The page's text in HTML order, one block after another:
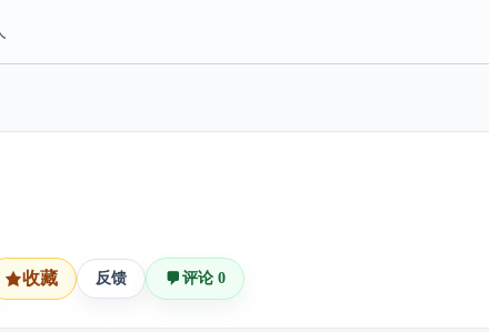
收藏 反馈 评论 0